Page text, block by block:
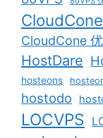
CloudCone
CloudCone
HostDare
hosteons
hostodo
LOCVPS